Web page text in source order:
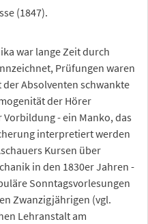
(1847).
war lange Zeit durch
Prüfungen waren
Absolventen schwankte
der Hörer
- ein Manko, das
interpretiert werden
Kursen über
in den 1830er Jahren -
Sonntagsvorlesungen
Zwanzigjährigen (vgl.
Lehranstalt am